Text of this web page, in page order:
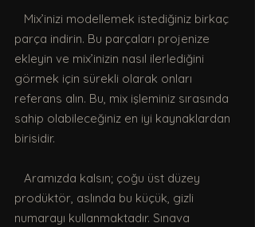
parça indirin. Bu parçaları projenize
ekleyin ve mix’inizin nasıl ilerlediğini
görmek için sürekli olarak onları
referans alın. Bu, mix işleminiz sırasında
sahip olabileceğiniz en iyi kaynaklardan
birisidir.
prodüktör, aslında bu küçük, gizli
numarayı kullanmaktadır. Sınava